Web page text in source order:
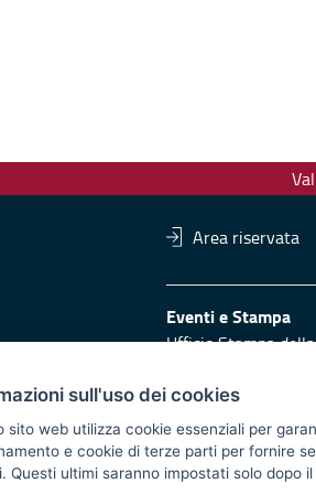
Area riservata
Eventi e Stampa
Ufficio Stampa
Logo e identità
Redazione
Responsabili di
sull'uso dei cookies
sito web utilizza cookie essenziali per
e cookie di terze parti per fornire
Questi ultimi saranno impostati solo dopo